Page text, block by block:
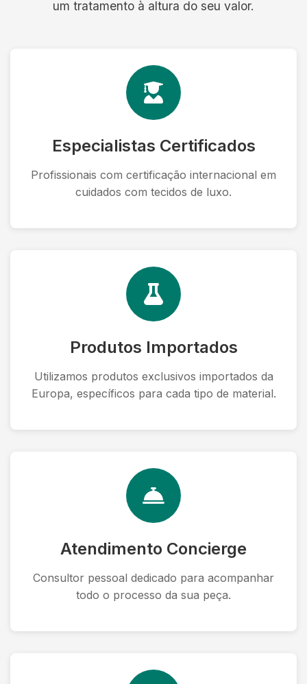
um tratamento à altura do seu valor.
Especialistas Certificados
Profissionais com certificação internacional em
cuidados com tecidos de luxo.
Produtos Importados
Utilizamos produtos exclusivos importados da
Europa, específicos para cada tipo de material.
Atendimento Concierge
Consultor pessoal dedicado para acompanhar
todo o processo da sua peça.